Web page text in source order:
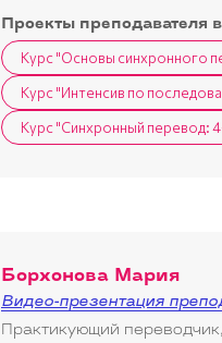
Проекты преподавателя
Курс "Основы синхронного
Курс "Интенсив по
Курс "Синхронный перевод:
Борхонова Мария
Видео-презентация
Практикующий